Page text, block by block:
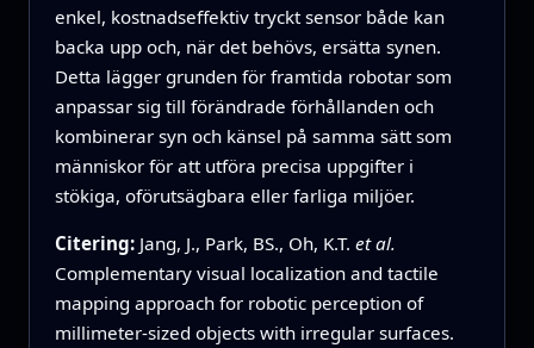
enkel, kostnadseffektiv tryckt sensor både kan
backa upp och, när det behövs, ersätta synen.
Detta lägger grunden för framtida robotar som
anpassar sig till förändrade förhållanden och
kombinerar syn och känsel på samma sätt som
människor för att utföra precisa uppgifter i
stökiga, oförutsägbara eller farliga miljöer.
Citering: Jang, J., Park, BS., Oh, K.T. et al.
Complementary visual localization and tactile
mapping approach for robotic perception of
millimeter-sized objects with irregular surfaces.